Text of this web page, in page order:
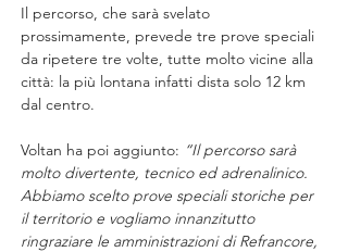
Il percorso, che sarà svelato
prossimamente, prevede tre prove speciali
da ripetere tre volte, tutte molto vicine alla
città: la più lontana infatti dista solo 12 km
dal centro.
Voltan ha poi aggiunto: “Il percorso sarà
molto divertente, tecnico ed adrenalinico.
Abbiamo scelto prove speciali storiche per
il territorio e vogliamo innanzitutto
ringraziare le amministrazioni di Refrancore,